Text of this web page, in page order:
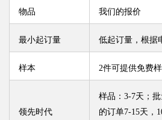
物品 我们的报价
最小起订量 低起订量，根据
样本 2件可提供免费
领先时代
样品：3-7天；
的订单7-15天，